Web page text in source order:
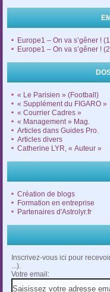
Europe1 – On va s’gêner !
Europe1 – On va s’gêner !
« Le Parisien » (Football)
« Supplément du FIGARO »
« Courrier Cadres »
« Management » Mag.
Articles dans Guides Pro.
Articles divers
Catherine LYR, « Auteur »
Création de blogs
Formation en entreprise
Partenaires d'Astrolyr.fr
Inscrivez-vous ici pour
...).
Votre email: